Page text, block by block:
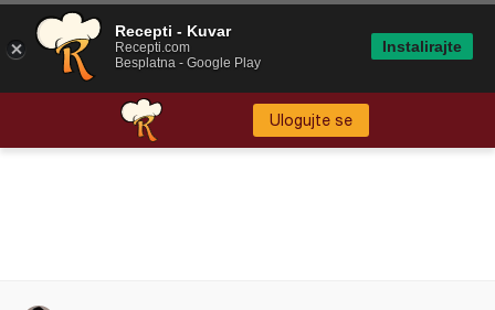
Ulogujte se
Recepti - Kuvar
Recepti.com
Besplatna - Google Play
Instalirajte